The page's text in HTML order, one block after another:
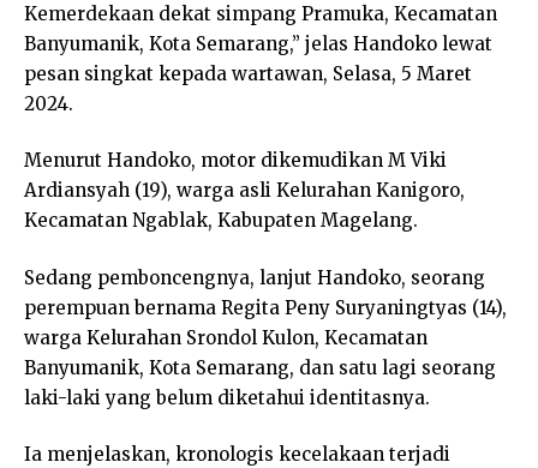
Kemerdekaan dekat simpang Pramuka, Kecamatan
Banyumanik, Kota Semarang,” jelas Handoko lewat
pesan singkat kepada wartawan, Selasa, 5 Maret
2024.
Menurut Handoko, motor dikemudikan M Viki
Ardiansyah (19), warga asli Kelurahan Kanigoro,
Kecamatan Ngablak, Kabupaten Magelang.
Sedang pemboncengnya, lanjut Handoko, seorang
perempuan bernama Regita Peny Suryaningtyas (14),
warga Kelurahan Srondol Kulon, Kecamatan
Banyumanik, Kota Semarang, dan satu lagi seorang
laki-laki yang belum diketahui identitasnya.
Ia menjelaskan, kronologis kecelakaan terjadi